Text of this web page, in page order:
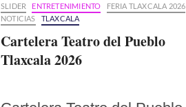
SLIDER ENTRETENIMIENTO
FERIA TLAXCALA 2026
NOTICIAS
TLAXCALA
Cartelera Teatro del Pueblo
Tlaxcala 2026